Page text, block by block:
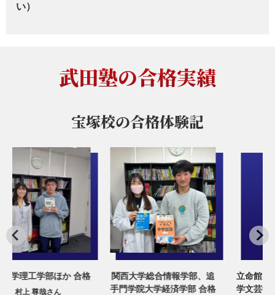
い）
武田塾の合格実績
宝塚校の合格体験記
関西大学総合情報学部、追
手門学院大学経済学部 合格
立命館大学文学部、近畿大
学文芸学部、龍谷大学文学